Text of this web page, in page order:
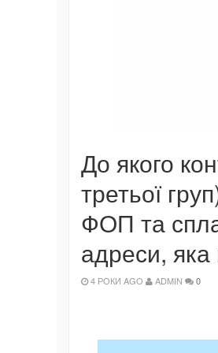
До якого
третьої
ФОП та
адреси, яка
4 РОКИ AGO ADMIN 0